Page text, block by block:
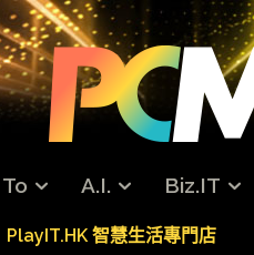
A.I. Biz.IT
PlayIT.HK 智慧生活專門店